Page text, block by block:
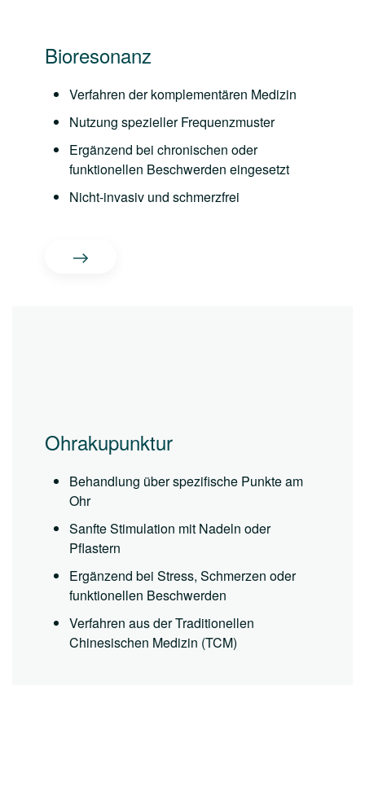
Bioresonanz
Verfahren der komplementären Medizin
Nutzung spezieller Frequenzmuster
Ergänzend bei chronischen oder
funktionellen Beschwerden eingesetzt
Nicht-invasiv und schmerzfrei
Ohrakupunktur
Behandlung über spezifische Punkte am
Ohr
Sanfte Stimulation mit Nadeln oder
Pflastern
Ergänzend bei Stress, Schmerzen oder
funktionellen Beschwerden
Verfahren aus der Traditionellen
Chinesischen Medizin (TCM)